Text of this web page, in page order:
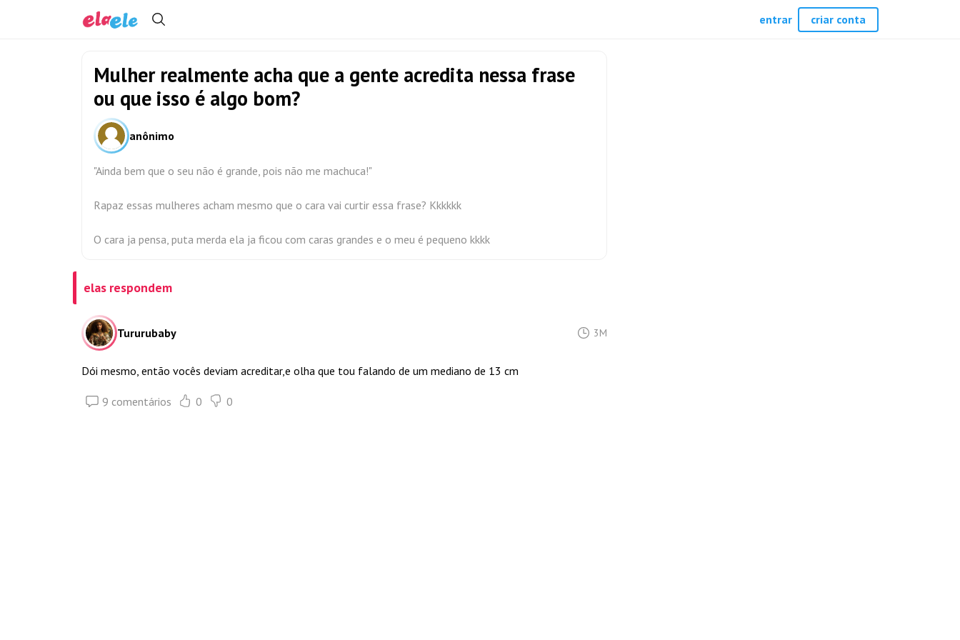
Mulher realmente acha que a gente acredita nessa frase
ou que isso é algo bom?
anônimo
"Ainda bem que o seu não é grande, pois não me machuca!"
Rapaz essas mulheres acham mesmo que o cara vai curtir essa frase? Kkkkkk
O cara ja pensa, puta merda ela ja ficou com caras grandes e o meu é pequeno kkkk
elas respondem
Tururubaby 3M
Dói mesmo, então vocês deviam acreditar,e olha que tou falando de um mediano de 13 cm
9 comentários 0 0
entrar criar conta